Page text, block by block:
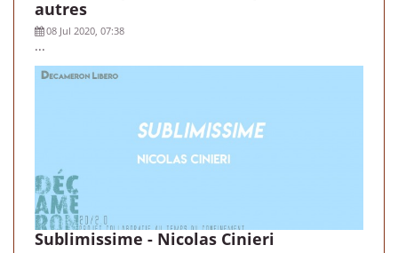
autres
08 Jul 2020, 07:38
...
Sublimissime - Nicolas Cinieri